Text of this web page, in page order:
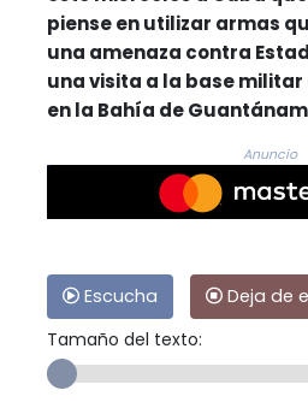
piense en utilizar armas
una amenaza contra
una visita a la base
en la Bahía de
Anuncio
Escucha
Deja de
Tamaño del texto: